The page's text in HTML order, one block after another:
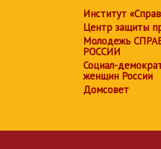
Институт
Центр защиты
Молодежь
РОССИИ
Социал-
женщин России
Домсовет